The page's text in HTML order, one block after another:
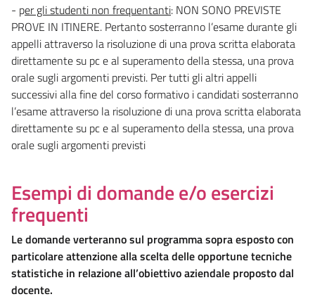
- per gli studenti non frequentanti: NON SONO PREVISTE
PROVE IN ITINERE. Pertanto sosterranno l’esame durante gli
appelli attraverso la risoluzione di una prova scritta elaborata
direttamente su pc e al superamento della stessa, una prova
orale sugli argomenti previsti. Per tutti gli altri appelli
successivi alla fine del corso formativo i candidati sosterranno
l’esame attraverso la risoluzione di una prova scritta elaborata
direttamente su pc e al superamento della stessa, una prova
orale sugli argomenti previsti
Esempi di domande e/o esercizi
frequenti
Le domande verteranno sul programma sopra esposto con
particolare attenzione alla scelta delle opportune tecniche
statistiche in relazione all’obiettivo aziendale proposto dal
docente.